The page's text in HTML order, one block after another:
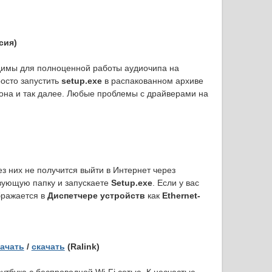
для полноценной работы аудиочипа на
запустить setup.exeв распакованном архиве
и так далее. Любые проблемы с драйверами на
не получится выйти в Интернет через
папку и запускаете Setup.exe. Если у вас
в Диспетчере устройств как Ethernet-
/ скачать (Ralink)